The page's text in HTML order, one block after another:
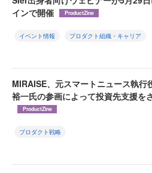
インで開催
ProductZine
イベント情報 プロダクト組織・キャリア
MIRAISE、元スマートニュース執行
裕一氏の参画によって投資先支援を
ProductZine
プロダクト戦略